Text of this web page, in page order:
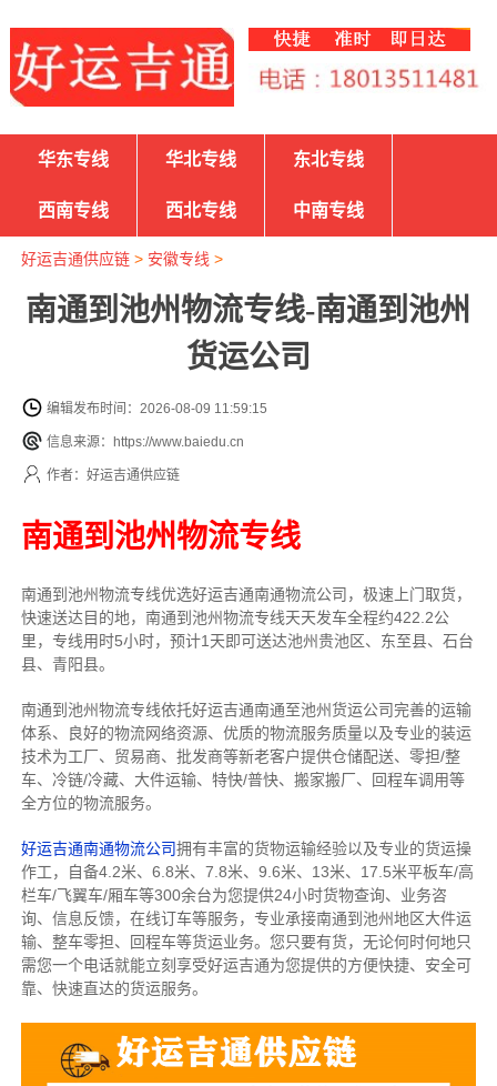
华东专线 华北专线 东北专线
西南专线 西北专线 中南专线
好运吉通供应链> 安徽专线 >
南通到池州物流专线-南通到池州
货运公司
编辑发布时间：2026-08-09 11:59:15
信息来源：https://www.baiedu.cn
作者：好运吉通供应链
南通到池州物流专线
南通到池州物流专线优选好运吉通南通物流公司，极速上门取货，
快速送达目的地，南通到池州物流专线天天发车全程约422.2公
里，专线用时5小时，预计1天即可送达池州贵池区、东至县、石台
县、青阳县。
南通到池州物流专线依托好运吉通南通至池州货运公司完善的运输
体系、良好的物流网络资源、优质的物流服务质量以及专业的装运
技术为工厂、贸易商、批发商等新老客户提供仓储配送、零担/整
车、冷链/冷藏、大件运输、特快/普快、搬家搬厂、回程车调用等
全方位的物流服务。
好运吉通南通物流公司拥有丰富的货物运输经验以及专业的货运操
作工，自备4.2米、6.8米、7.8米、9.6米、13米、17.5米平板车/高
栏车/飞翼车/厢车等300余台为您提供24小时货物查询、业务咨
询、信息反馈，在线订车等服务， 专业承接南通到池州地区大件运
输、整车零担、回程车等货运业务。 您只要有货，无论何时何地只
需您一个电话就能立刻享受好运吉通为您提供的方便快捷、安全可
靠、快速直达的货运服务。